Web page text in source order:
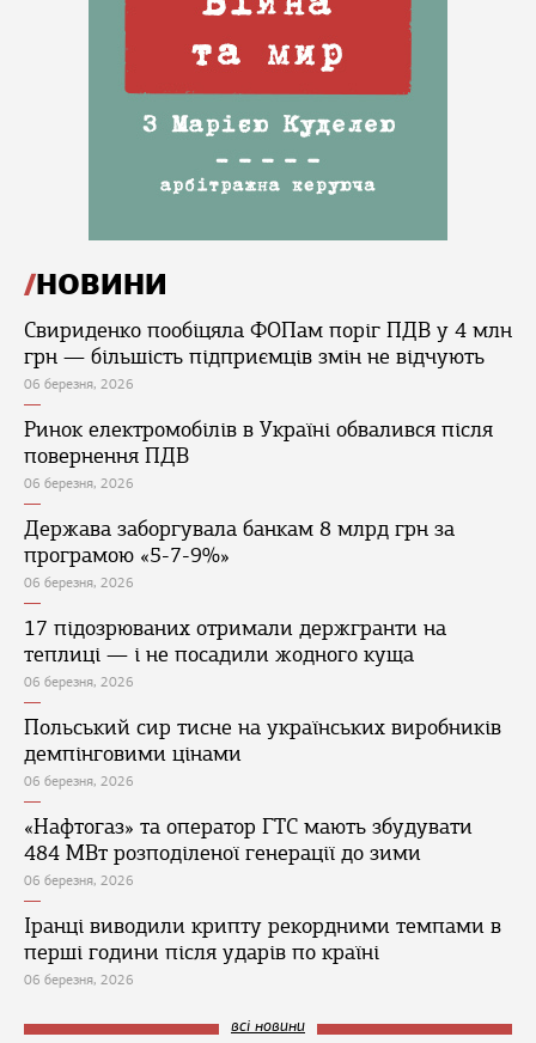
НОВИНИ
Свириденко пообіцяла ФОПам поріг ПДВ у 4 млн
грн — більшість підприємців змін не відчують
06 березня, 2026
Ринок електромобілів в Україні обвалився після
повернення ПДВ
06 березня, 2026
Держава заборгувала банкам 8 млрд грн за
програмою «5-7-9%»
06 березня, 2026
17 підозрюваних отримали держгранти на
теплиці — і не посадили жодного куща
06 березня, 2026
Польський сир тисне на українських виробників
демпінговими цінами
06 березня, 2026
«Нафтогаз» та оператор ГТС мають збудувати
484 МВт розподіленої генерації до зими
06 березня, 2026
Іранці виводили крипту рекордними темпами в
перші години після ударів по країні
06 березня, 2026
всі новини